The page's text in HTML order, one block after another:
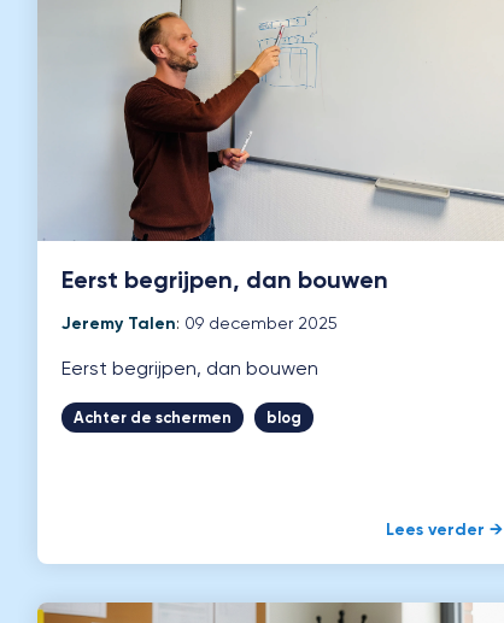
Eerst begrijpen, dan bouwen
Jeremy Talen: 09 december 2025
Eerst begrijpen, dan bouwen
Achter de schermen blog
Lees verder →